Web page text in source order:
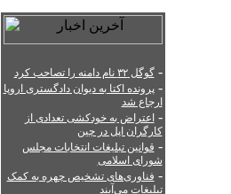
-گوگل ۳۲ نام دامنه را تصاحب کرد
-پرونده اکتا به دیوان دادگستری اروپا
ارجاع شد
- اعتراض به خودکشی تعدادی از
کارگران اپل در چین
- قوانین تبلیغات انتخابات مجلس
شورای اسلامی
- فناوری‌های تشخیص چهره به کمک
تبلیغات می‌آیند